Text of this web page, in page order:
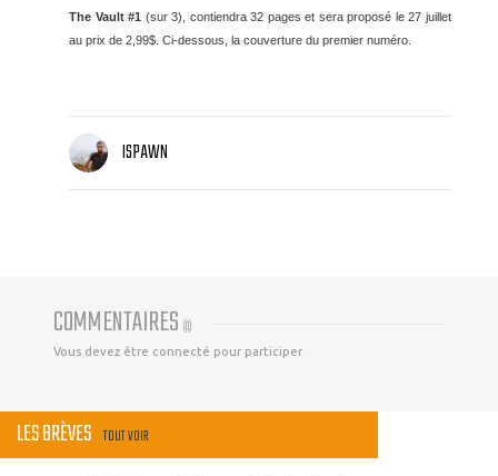
The Vault #1 (sur 3), contiendra 32 pages et sera proposé le 27 juillet
au prix de 2,99$. Ci-dessous, la couverture du premier numéro.
ISPAWN
COMMENTAIRES (0)
Vous devez être connecté pour participer
LES BRÈVES TOUT VOIR